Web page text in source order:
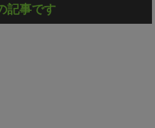
記事です